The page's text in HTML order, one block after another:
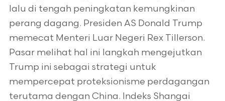
lalu di tengah peningkatan kemungkinan
perang dagang. Presiden AS Donald Trump
memecat Menteri Luar Negeri Rex Tillerson.
Pasar melihat hal ini langkah mengejutkan
Trump ini sebagai strategi untuk
mempercepat proteksionisme perdagangan
terutama dengan China. Indeks Shangai